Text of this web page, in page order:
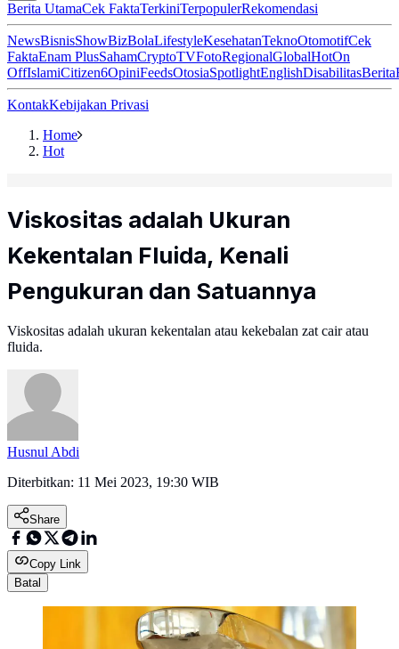
Berita UtamaCek FaktaTerkiniTerpopulerRekomendasi
NewsBisnisShowBizBolaLifestyleKesehatanTeknoOtomotifCek
FaktaEnam PlusSahamCryptoTVFotoRegionalGlobalHotOn
OffIslamiCitizen6OpiniFeedsOtosiaSpotlightEnglishDisabilitasBerita
KontakKebijakan Privasi
Home
Hot
Viskositas adalah Ukuran
Kekentalan Fluida, Kenali
Pengukuran dan Satuannya
Viskositas adalah ukuran kekentalan atau kekebalan zat cair atau
fluida.
Husnul Abdi
Diterbitkan: 11 Mei 2023, 19:30 WIB
Share
Copy Link
Batal